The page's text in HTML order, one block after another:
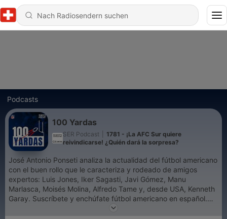
Podcasts
100 Yardas
SER Podcast
1781 - ¡La AFC Sur quiere
reivindicarse! ¿Quién dará la sorpresa?
José Antonio Ponseti analiza la actualidad del fútbol americano
con el buen rollo que le caracteriza y rodeado de amigos
expertos: Luis Jones, Iker Sagasti, Javi Gómez, Manu
Marlasca, Moisés Molina, Alfredo Tame y, desde USA, Kenneth
Garay. Suscríbete y enchúfate fútbol americano en español.
Disponible los martes a partir de las 17:00.